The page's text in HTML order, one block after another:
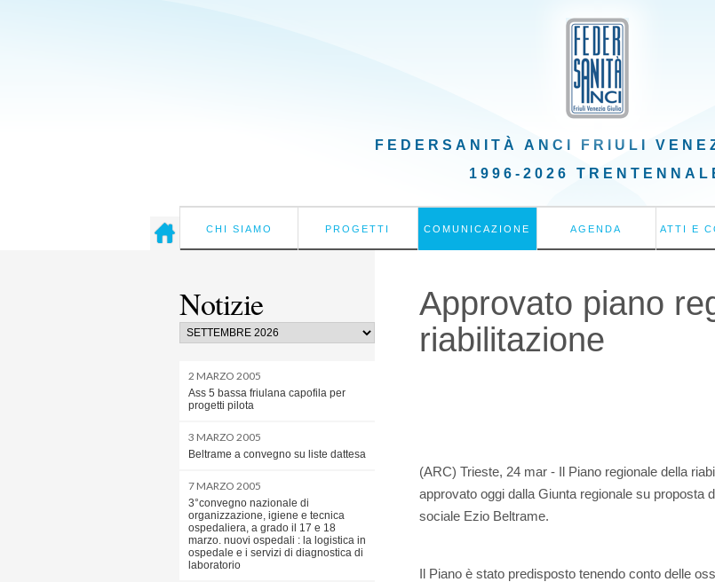
FEDERSANITÀ ANCI FRIULI
1996-2026
CHI SIAMO PROGETTI COMUNICAZIONE AGENDA ATTI E
Notizie
2 MARZO 2005
Ass 5 bassa friulana capofila per
progetti pilota
3 MARZO 2005
Beltrame a convegno su liste dattesa
7 MARZO 2005
3°convegno nazionale di
organizzazione, igiene e tecnica
ospedaliera, a grado il 17 e 18
marzo. nuovi ospedali : la logistica in
ospedale e i servizi di diagnostica di
laboratorio
Approvato piano
riabilitazione
(ARC) Trieste, 24 mar - Il Piano regionale della
approvato oggi dalla Giunta regionale su proposta
sociale Ezio Beltrame.
Il Piano è stato predisposto tenendo conto delle